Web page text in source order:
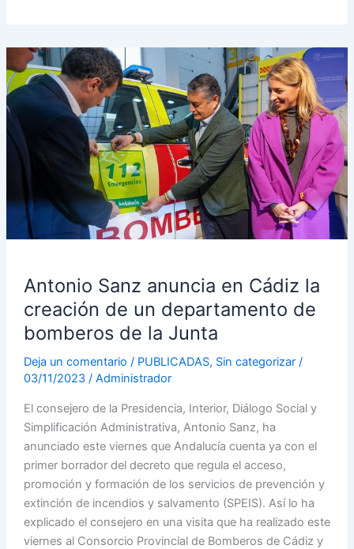
Antonio Sanz anuncia en Cádiz la
creación de un departamento de
bomberos de la Junta
Deja un comentario / PUBLICADAS, Sin categorizar/
03/11/2023 / Administrador
El consejero de la Presidencia, Interior, Diálogo Social y
Simplificación Administrativa, Antonio Sanz, ha
anunciado este viernes que Andalucía cuenta ya con el
primer borrador del decreto que regula el acceso,
promoción y formación de los servicios de prevención y
extinción de incendios y salvamento (SPEIS). Así lo ha
explicado el consejero en una visita que ha realizado este
viernes al Consorcio Provincial de Bomberos de Cádiz y
Antonio
Sanz
anuncia
Cádiz
la
un
departamento
de
la
Junta